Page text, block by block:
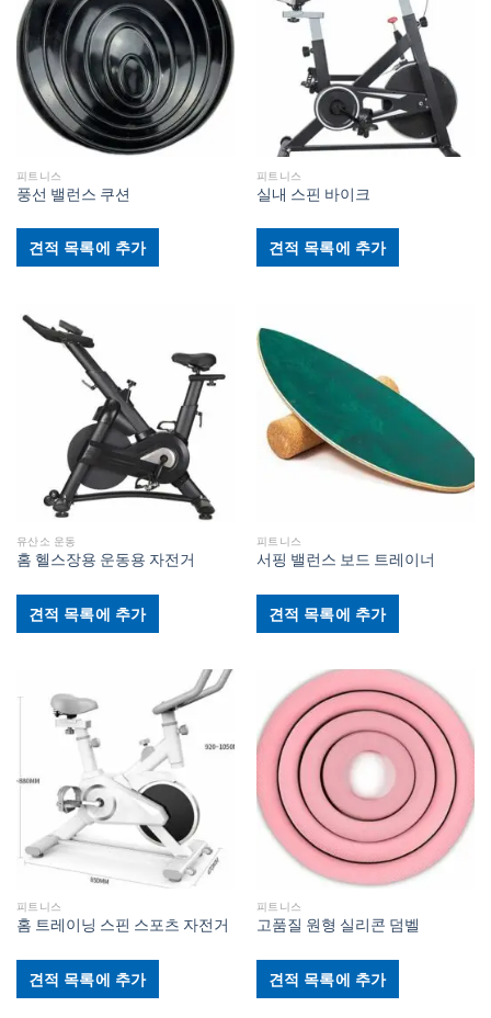
피트니스
풍선 밸런스 쿠션
견적 목록에 추가
피트니스
실내 스핀 바이크
견적 목록에 추가
유산소 운동
홈 헬스장용 운동용 자전거
견적 목록에 추가
피트니스
서핑 밸런스 보드 트레이너
견적 목록에 추가
피트니스
홈 트레이닝 스핀 스포츠 자전거
견적 목록에 추가
피트니스
고품질 원형 실리콘 덤벨
견적 목록에 추가